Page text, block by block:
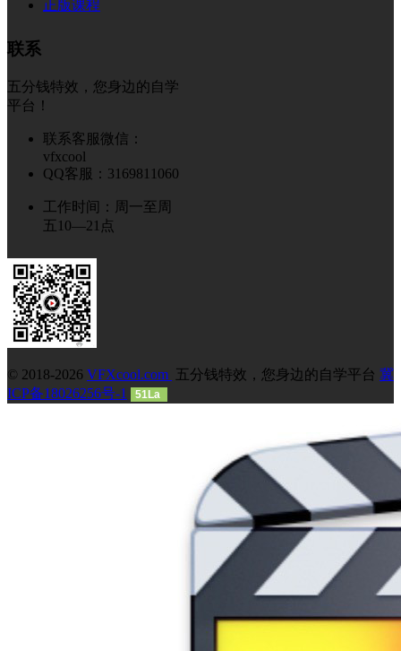
正版课程
联系
五分钱特效，您身边的自学
平台！
联系客服微信：
vfxcool
QQ客服：3169811060
工作时间：周一至周
五10—21点
© 2018-2026 VFXcool.com 五分钱特效，您身边的自学平台 冀
ICP备18026256号-1
51La